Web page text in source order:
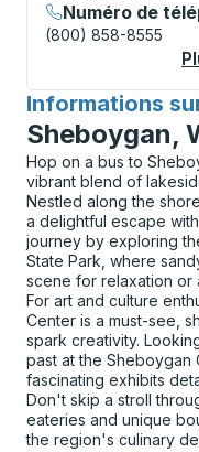
Numéro de
(800) 858-8555
Informations
pour
Sheboygan,
Hop on a bus to
vibrant blend of
Nestled along the
a delightful escape
journey by exploring
State Park, where
scene for relaxation or
For art and culture
Center is a must-see,
spark creativity.
past at the Sheboygan
fascinating exhibits
Don't skip a stroll
eateries and unique
the region's culinary